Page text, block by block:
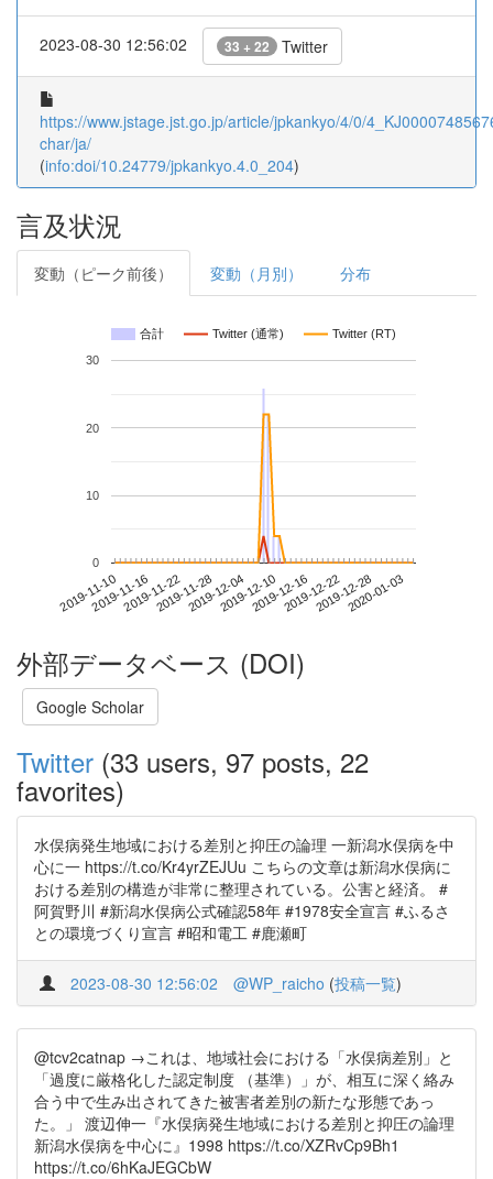
2023-08-30 12:56:02 33 + 22 Twitter
https://www.jstage.jst.go.jp/article/jpkankyo/4/0/
char/ja/
(info:doi/10.24779/jpkankyo.4.0_204)
言及状況
変動（ピーク前後） 変動（月別） 分布
合計 Twitter (通常) Twitter (RT)
2019-11-102019-11-162019-11-222019-11-282019-12-042019-12-102019-12-162019-12-222019-12-282020-01-03
0
10
20
30
外部データベース (DOI)
Google Scholar
Twitter (33 users, 97 posts, 22
favorites)
水俣病発生地域における差別と抑圧の論理 一新潟水俣病を中
心に一 https://t.co/Kr4yrZEJUu こちらの文章は新潟水俣病に
おける差別の構造が非常に整理されている。公害と経済。 #
阿賀野川 #新潟水俣病公式確認58年 #1978安全宣言 #ふるさ
との環境づくり宣言 #昭和電工 #鹿瀬町
2023-08-30 12:56:02 @WP_raicho (投稿一覧)
@tcv2catnap →これは、地域社会における「水俣病差別」と
「過度に厳格化した認定制度 （基準）」が、相互に深く絡み
合う中で生み出されてきた被害者差別の新たな形態であっ
た。」 渡辺伸一『水俣病発生地域における差別と抑圧の論理
新潟水俣病を中心に』1998 https://t.co/XZRvCp9Bh1
https://t.co/6hKaJEGCbW